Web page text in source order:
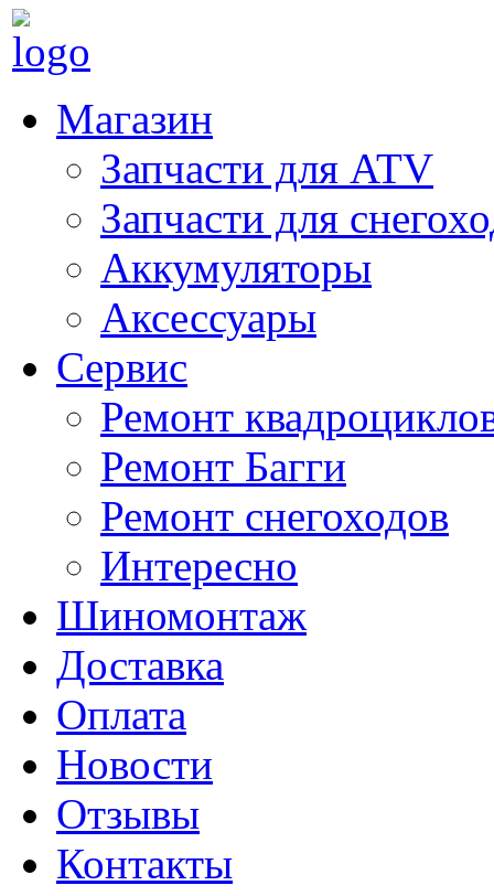
Магазин
Запчасти для ATV
Запчасти для
Аккумуляторы
Аксессуары
Сервис
Ремонт
Ремонт Багги
Ремонт снегоходов
Интересно
Шиномонтаж
Доставка
Оплата
Новости
Отзывы
Контакты